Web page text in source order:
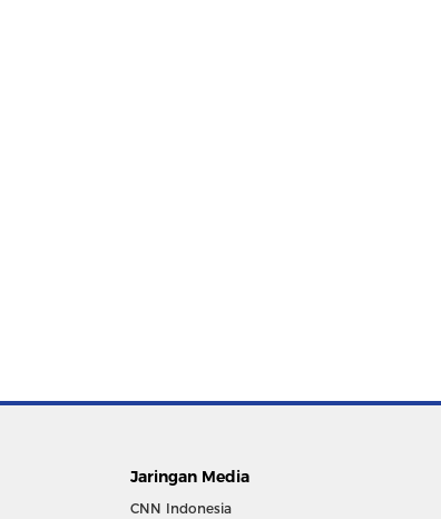
Jaringan Media
CNN Indonesia